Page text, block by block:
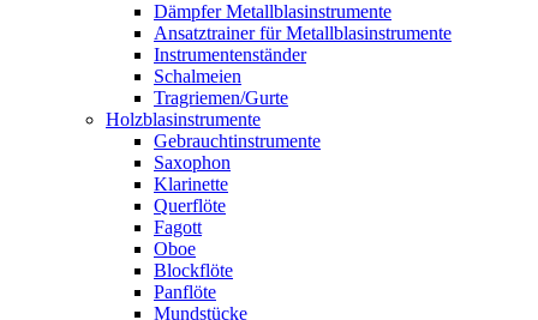
Dämpfer Metallblasinstrumente
Ansatztrainer für Metallblasinstrumente
Instrumentenständer
Schalmeien
Tragriemen/Gurte
Holzblasinstrumente
Gebrauchtinstrumente
Saxophon
Klarinette
Querflöte
Fagott
Oboe
Blockflöte
Panflöte
Mundstücke